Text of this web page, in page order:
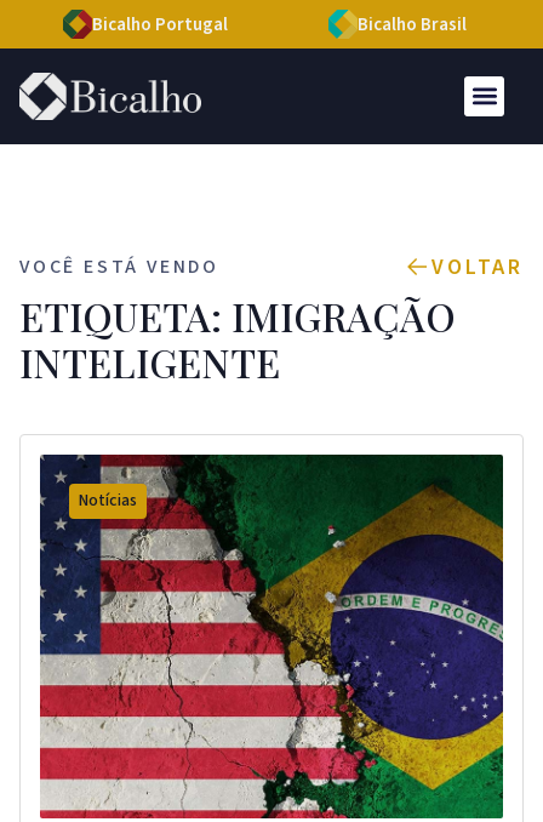
Bicalho Portugal Bicalho Brasil
VOCÊ ESTÁ VENDO VOLTAR
ETIQUETA: IMIGRAÇÃO
INTELIGENTE
Notícias